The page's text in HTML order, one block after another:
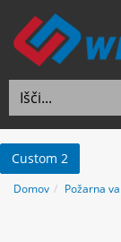
Custom 2
Domov Požarna